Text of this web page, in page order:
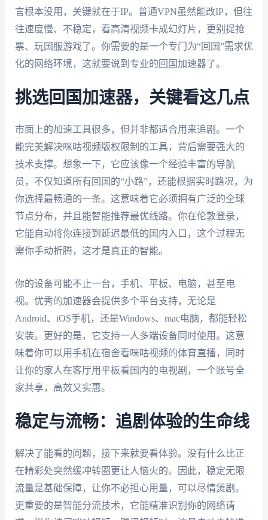
言根本没用，关键就在于IP。普通VPN虽然能改IP，但往
往速度慢、不稳定，看高清视频卡成幻灯片，更别提抢
票、玩国服游戏了。你需要的是一个专门为“回国”需求优
化的网络环境，这就要说到专业的回国加速器了。
挑选回国加速器，关键看这几点
市面上的加速工具很多，但并非都适合用来追剧。一个
能完美解决咪咕视频版权限制的工具，背后需要强大的
技术支撑。想象一下，它应该像一个经验丰富的导航
员，不仅知道所有回国的“小路”，还能根据实时路况，为
你选择最畅通的一条。这意味着它必须拥有广泛的全球
节点分布，并且能智能推荐最优线路。你在伦敦登录，
它能自动将你连接到延迟最低的国内入口，这个过程无
需你手动折腾，这才是真正的智能。
你的设备可能不止一台，手机、平板、电脑，甚至电
视。优秀的加速器会提供多个平台支持，无论是
Android、iOS手机，还是Windows、mac电脑，都能轻松
安装。更好的是，它支持一人多端设备同时使用。这意
味着你可以用手机在宿舍看咪咕视频的体育直播，同时
让你的家人在客厅用平板看国内的电视剧，一个账号全
家共享，高效又实惠。
稳定与流畅：追剧体验的生命线
解决了能看的问题，接下来就要看体验。没有什么比正
在精彩处突然缓冲转圈更让人恼火的。因此，稳定无限
流量是基础保障，让你不必担心用量，可以尽情煲剧。
更重要的是智能分流技术，它能精准识别你的网络请